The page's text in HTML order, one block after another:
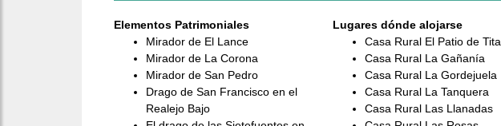
Elementos Patrimoniales
Mirador de El Lance
Mirador de La Corona
Mirador de San Pedro
Drago de San Francisco en el
Realejo Bajo
Lugares dónde alojarse
Casa Rural El Patio de Tita
Casa Rural La Gañanía
Casa Rural La Gordejuela
Casa Rural La Tanquera
Casa Rural Las Llanadas